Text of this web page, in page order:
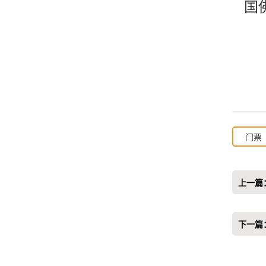
国
门票
上一篇
下一篇